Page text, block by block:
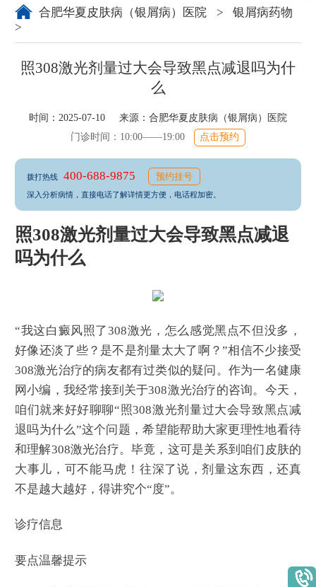
合肥华夏皮肤病（银屑病）医院 >
银屑病药物
>
照308激光剂量过大会导致黑点减退吗为什
么
时间：2025-07-10 来源： 合肥华夏皮肤病（银屑病）医院
门诊时间：10:00——19:00
点击预约
拨打热线 400-688-9875 预约挂号
深入分析病情，直接电话了解详情更方便，电话程加密。
照308激光剂量过大会导致黑点减退
吗为什么
“我这白癜风照了308激光，怎么感觉黑点不但没多，
好像还淡了些？是不是剂量太大了啊？”相信不少接受
308激光治疗的病友都有过类似的疑问。作为一名健康
网小编，我经常接到关于308激光治疗的咨询。今天，
咱们就来好好聊聊“照308激光剂量过大会导致黑点减
退吗为什么”这个问题，希望能帮助大家更理性地看待
和理解308激光治疗。毕竟，这可是关系到咱们皮肤的
大事儿，可不能马虎！往深了说，剂量这东西，还真
不是越大越好，得讲究个“度”。
诊疗信息
要点温馨提示